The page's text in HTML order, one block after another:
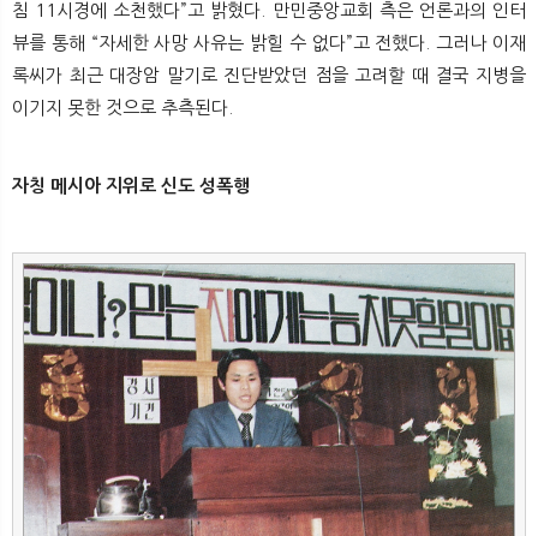
침 11시경에 소천했다”고 밝혔다. 만민중앙교회 측은 언론과의 인터
뷰를 통해 “자세한 사망 사유는 밝힐 수 없다”고 전했다. 그러나 이재
록씨가 최근 대장암 말기로 진단받았던 점을 고려할 때 결국 지병을
이기지 못한 것으로 추측된다.
자칭 메시아 지위로 신도 성폭행